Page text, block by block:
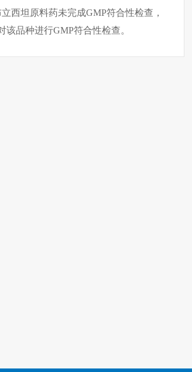
西坦原料药未完成GMP符合性检查，
品种进行GMP符合性检查。